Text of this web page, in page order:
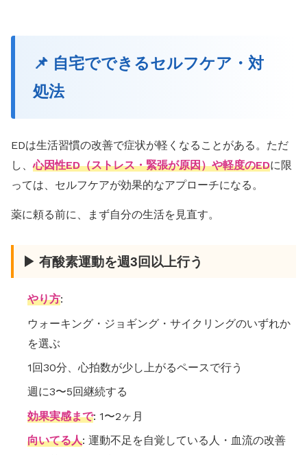
📌 自宅でできるセルフケア・対
処法
EDは生活習慣の改善で症状が軽くなることがある。ただ
し、心因性ED（ストレス・緊張が原因）や軽度のEDに限
っては、セルフケアが効果的なアプローチになる。
薬に頼る前に、まず自分の生活を見直す。
▶ 有酸素運動を週3回以上行う
やり方:
ウォーキング・ジョギング・サイクリングのいずれか
を選ぶ
1回30分、心拍数が少し上がるペースで行う
週に3〜5回継続する
効果実感まで: 1〜2ヶ月
向いてる人: 運動不足を自覚している人・血流の改善